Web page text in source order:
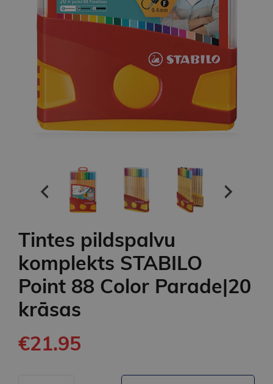
Tintes pildspalvu
komplekts STABILO
Point 88 Color Parade|20
krāsas
€21.95